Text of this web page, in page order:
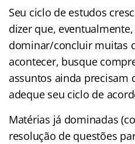
Seu ciclo de estudos
dizer que,
dominar/concluir muitas
acontecer, busque
assuntos ainda precisam
adeque seu ciclo de
Matérias já dominadas
resolução de questões